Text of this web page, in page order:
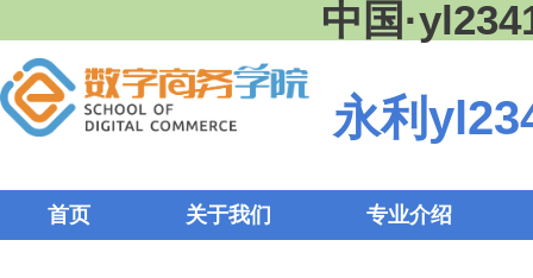
中国
永利
首页 关于我们 专业介绍